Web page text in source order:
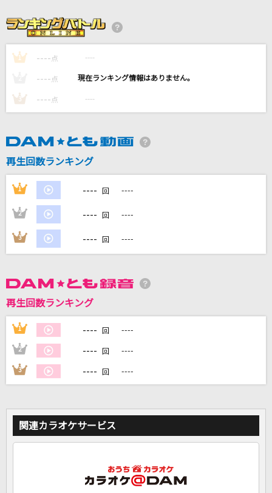
[生音]水平線
back number
夢をあきらめないで
岡村孝子
[生音]プルシアンブルーの肖像
ゆりゆららららゆるゆり大事件
七森中☆ごらく部
DAMの新曲・ランキングなど
DAMに会員登録・ログインして
カラオケをもっと楽しもう！
1 ---- 点 ----
---- 点 ----
3 ---- 点 ----
再生回数ランキング
1 ---- 回 ----
2 ---- 回 ----
3 ---- 回 ----
再生回数ランキング
1 ---- 回 ----
2 ---- 回 ----
3 ---- 回 ----
関連カラオケサービス